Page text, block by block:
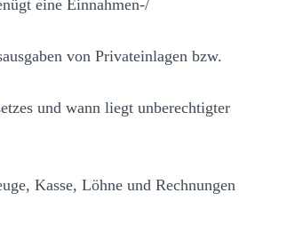
eine Einnahmen-/
von Privateinlagen bzw.
und wann liegt unberechtigter
Kasse, Löhne und Rechnungen